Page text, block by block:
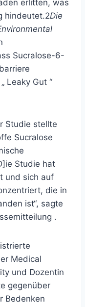
erlitten, was
hindeutet.2Die
Sucralose-6-
Leaky Gut “
Studie stellte
Sucralose
Studie hat
und sich auf
die in
ist“, sagte
.
Medical
und Dozentin
gegenüber
Bedenken